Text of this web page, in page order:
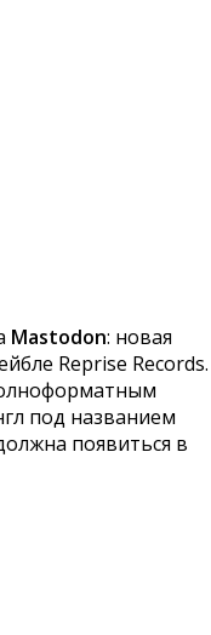
Mastodon: новая
Reprise Records.
под названием
появиться в